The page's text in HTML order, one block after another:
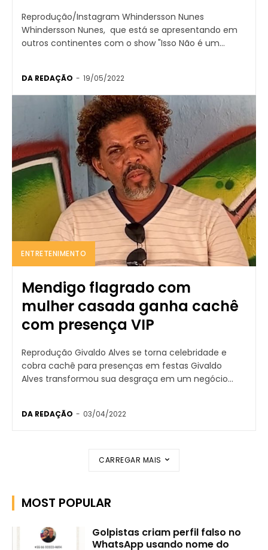
Reprodução/Instagram Whindersson Nunes
Whindersson Nunes, que está se apresentando em
outros continentes com o show "Isso Não é um...
DA REDAÇÃO - 19/05/2022
ENTRETENIMENTO
Mendigo flagrado com
mulher casada ganha cachê
com presença VIP
Reprodução Givaldo Alves se torna celebridade e
cobra cachê para presenças em festas Givaldo
Alves transformou sua desgraça em um negócio...
DA REDAÇÃO - 03/04/2022
CARREGAR MAIS
MOST POPULAR
Golpistas criam perfil falso no
WhatsApp usando nome do